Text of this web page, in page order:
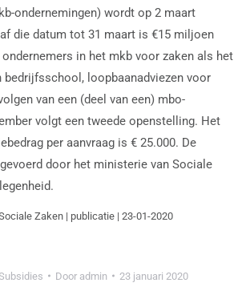
ondernemingen) wordt op 2 maart
die datum tot 31 maart is €15 miljoen
in het mkb voor zaken als het
bedrijfsschool, loopbaanadviezen voor
van een (deel van een) mbo-
volgt een tweede openstelling. Het
per aanvraag is € 25.000. De
door het ministerie van Sociale
Zaken | publicatie | 23-01-2020
Door admin 23 januari 2020